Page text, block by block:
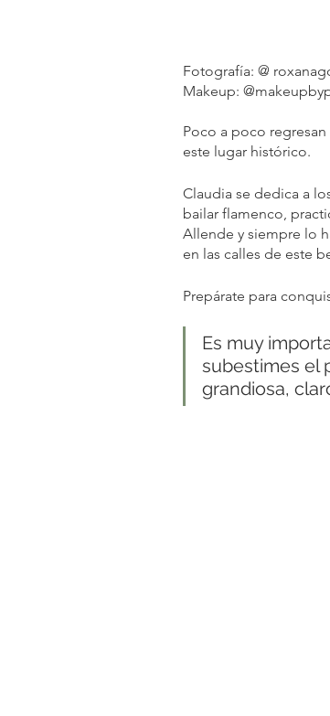
Fotografía: @
Makeup:
Poco a poco
este lugar histórico.
Claudia se dedica a
bailar flamenco,
Allende y siempre lo
en las calles de este
Prepárate para
Es muy
subestimes el
grandiosa,